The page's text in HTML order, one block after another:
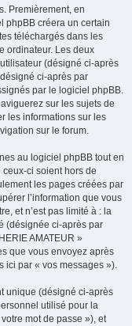
Premièrement, en
phpBB créera un certain
téléchargés dans les
ordinateur. Les deux
(désigné ci-après
ci-après par
par le logiciel phpBB.
sur les sujets de
les informations sur les
sur le forum.
au logiciel phpBB tout en
ci soient hors de
les pages créées par
l’information que vous
et n’est pas limité à : la
(désignée ci-après par
AMATEUR »
que vous envoyez après
ici par « vos messages »).
unique (désigné ci-après
utilisé pour la
mot de passe »), et